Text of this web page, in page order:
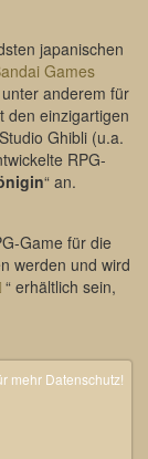
japanischen
Games
anderem für
den einzigartigen
Ghibli (u.a.
RPG-
“ an.
Game für die
werden und wird
“ erhältlich sein,
mehr Datenschutz!